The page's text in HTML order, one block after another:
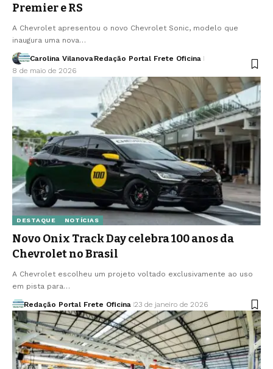
Premier e RS
A Chevrolet apresentou o novo Chevrolet Sonic, modelo que
inaugura uma nova…
Carolina VilanovaRedação Portal Frete Oficina
8 de maio de 2026
DESTAQUE NOTÍCIAS
Novo Onix Track Day celebra 100 anos da
Chevrolet no Brasil
A Chevrolet escolheu um projeto voltado exclusivamente ao uso
em pista para…
Redação Portal Frete Oficina 23 de janeiro de 2026